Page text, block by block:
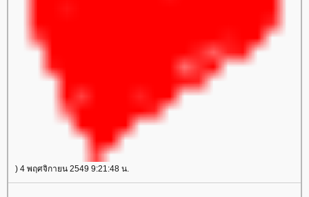
) 4 พฤศจิกายน 2549 9:21:48 น.